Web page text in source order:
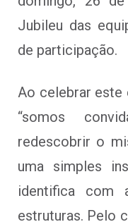
Jubileu das
de participação.
Ao celebrar este
“somos
redescobrir o
uma simples
identifica com
estruturas. Pelo